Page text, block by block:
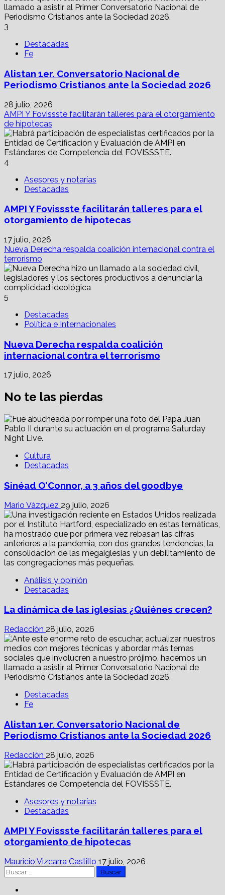
3
Destacadas
Fe
Alistan 1er. Conversatorio Nacional de
Periodismo Cristianos ante la Sociedad 2026
28 julio, 2026
AMPI Y Fovissste facilitarán talleres para el otorgamiento
de hipotecas
4
Asesores y notarías
Destacadas
AMPI Y Fovissste facilitarán talleres para el
otorgamiento de hipotecas
17 julio, 2026
Nueva Derecha respalda coalición internacional contra el
terrorismo
5
Destacadas
Política e Internacionales
Nueva Derecha respalda coalición
internacional contra el terrorismo
17 julio, 2026
No te las pierdas
Cultura
Destacadas
Sinéad O’Connor, a 3 años del goodbye
Mario Vázquez 29 julio, 2026
Análisis y opinión
Destacadas
La dinámica de las iglesias ¿Quiénes crecen?
Redacción 28 julio, 2026
Destacadas
Fe
Alistan 1er. Conversatorio Nacional de
Periodismo Cristianos ante la Sociedad 2026
Redacción 28 julio, 2026
Asesores y notarías
Destacadas
AMPI Y Fovissste facilitarán talleres para el
otorgamiento de hipotecas
Mauricio Vizcarra Castillo 17 julio, 2026
Buscar: